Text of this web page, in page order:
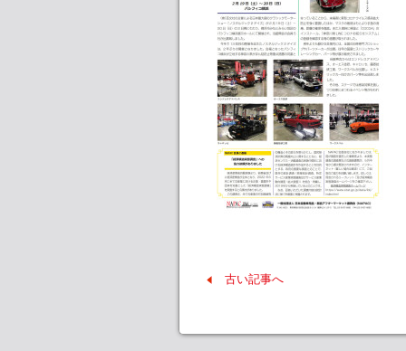
古い記事へ